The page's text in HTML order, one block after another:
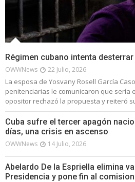
Régimen cubano intenta
OWWNews 22 Julio, 2026
La esposa de Yosvany Rosell García
penitenciarias le comunicaron que sería
opositor rechazó la propuesta y reiteró
Cuba sufre el tercer apagón
días, una crisis en ascenso
OWWNews 14 Julio, 2026
Abelardo De la Espriella elimina
Presidencia y pone fin al